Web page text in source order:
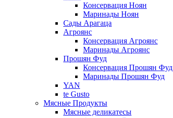
Консервация Ноян
Маринады Ноян
Сады Арагаца
Агроянс
Консервация Агроянс
Маринады Агроянс
Прошян Фуд
Консервация Прошян Фуд
Маринады Прошян Фуд
YAN
te Gusto
Мясные Продукты
Мясные деликатесы